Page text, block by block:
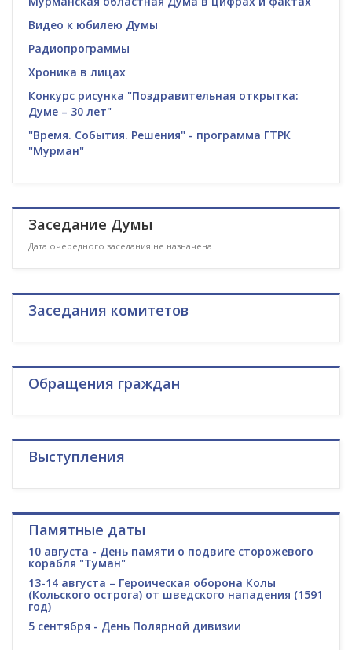
Видео к юбилею Думы
Радиопрограммы
Хроника в лицах
Конкурс рисунка "Поздравительная открытка:
Думе – 30 лет"
"Время. События. Решения" - программа ГТРК
"Мурман"
Заседание Думы
Дата очередного заседания не назначена
Заседания комитетов
Обращения граждан
Выступления
Памятные даты
10 августа - День памяти о подвиге сторожевого
корабля "Туман"
13-14 августа – Героическая оборона Колы
(Кольского острога) от шведского нападения (1591
год)
5 сентября - День Полярной дивизии